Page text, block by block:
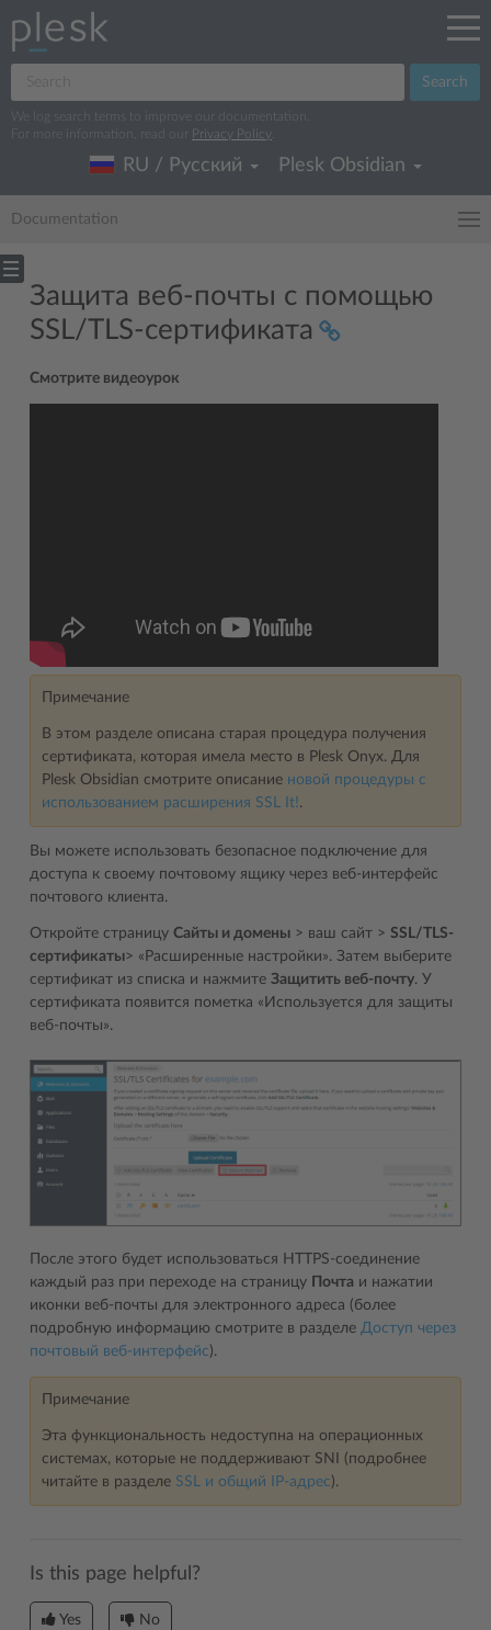
Search
We log search terms to improve our documentation.
For more information, read our
Privacy Policy
RU / Русский Plesk Obsidian
Documentation
Защита веб-почты с помощью
SSL/TLS-сертификата
Смотрите видеоурок
Примечание
В этом разделе описана старая процедура получения
сертификата, которая имела место в Plesk Onyx. Для
Plesk Obsidian смотрите описание новой процедуры с
использованием расширения SSL It!.
Вы можете использовать безопасное подключение для
доступа к своему почтовому ящику через веб-интерфейс
почтового клиента.
Откройте страницу Сайты и домены > ваш сайт > SSL/TLS-
сертификаты> «Расширенные настройки». Затем выберите
сертификат из списка и нажмите Защитить веб-почту. У
сертификата появится пометка «Используется для защиты
веб-почты».
После этого будет использоваться HTTPS-соединение
каждый раз при переходе на страницу
Почта и нажатии
иконки веб-почты для электронного адреса (более
подробную информацию смотрите в разделе Доступ через
почтовый веб-интерфейс).
Примечание
Эта функциональность недоступна на операционных
системах, которые не поддерживают SNI (подробнее
читайте в разделе SSL и общий IP-адрес).
Is this page helpful?
Yes No